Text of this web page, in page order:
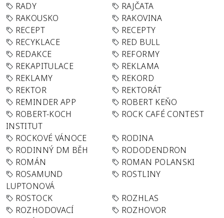
RADY
RAJČATA
RAKOUSKO
RAKOVINA
RECEPT
RECEPTY
RECYKLACE
RED BULL
REDAKCE
REFORMY
REKAPITULACE
REKLAMA
REKLAMY
REKORD
REKTOR
REKTORÁT
REMINDER APP
ROBERT KEŇO
ROBERT-KOCH
INSTITUT
ROCK CAFÉ CONTEST
ROCKOVÉ VÁNOCE
RODINA
RODINNÝ DM BĚH
RODODENDRON
ROMÁN
ROMAN POLANSKI
ROSAMUND
LUPTONOVÁ
ROSTLINY
ROSTOCK
ROZHLAS
ROZHODOVACÍ
ROZHOVOR